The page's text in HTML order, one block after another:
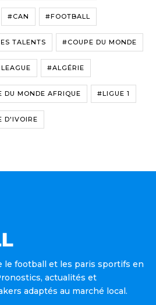
#CAN #FOOTBALL
TALENTS #COUPE DU MONDE
#ALGÉRIE
DU MONDE AFRIQUE #LIGUE 1
D'IVOIRE
le football et les paris sportifs en
actualités et
adaptés au marché local.